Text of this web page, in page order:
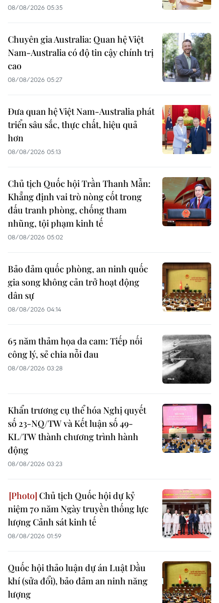
08/08/2026 05:35
Chuyên gia Australia: Quan hệ Việt
Nam-Australia có độ tin cậy chính trị
cao
08/08/2026 05:27
Đưa quan hệ Việt Nam-Australia phát
triển sâu sắc, thực chất, hiệu quả
hơn
08/08/2026 05:13
Chủ tịch Quốc hội Trần Thanh Mẫn:
Khẳng định vai trò nòng cốt trong
đấu tranh phòng, chống tham
nhũng, tội phạm kinh tế
08/08/2026 05:02
Bảo đảm quốc phòng, an ninh quốc
gia song không cản trở hoạt động
dân sự
08/08/2026 04:14
65 năm thảm họa da cam: Tiếp nối
công lý, sẻ chia nỗi đau
08/08/2026 03:28
Khẩn trương cụ thể hóa Nghị quyết
số 23-NQ/TW và Kết luận số 49-
KL/TW thành chương trình hành
động
08/08/2026 03:23
Chủ tịch Quốc hội dự kỷ
niệm 70 năm Ngày truyền thống lực
lượng Cảnh sát kinh tế
08/08/2026 01:59
Quốc hội thảo luận dự án Luật Dầu
khí (sửa đổi), bảo đảm an ninh năng
lượng